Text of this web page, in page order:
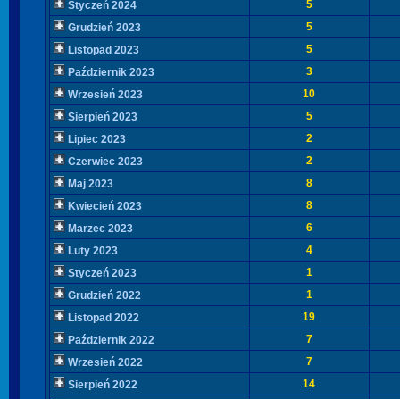
Styczeń 2024
5
Grudzień 2023
5
Listopad 2023
5
Październik 2023
3
Wrzesień 2023
10
Sierpień 2023
5
Lipiec 2023
2
Czerwiec 2023
2
Maj 2023
8
Kwiecień 2023
8
Marzec 2023
6
Luty 2023
4
Styczeń 2023
1
Grudzień 2022
1
Listopad 2022
19
Październik 2022
7
Wrzesień 2022
7
Sierpień 2022
14